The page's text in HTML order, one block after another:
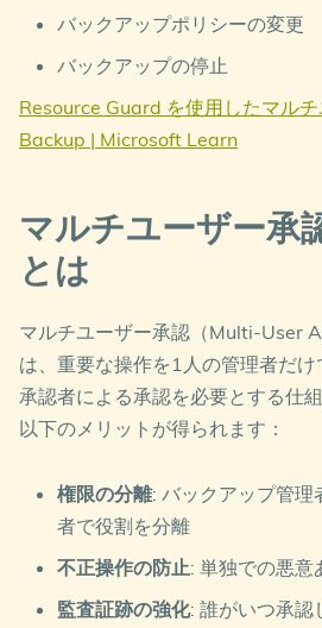
バックアップポリシーの変更
バックアップの停止
Resource Guard を使用したマル
Backup | Microsoft Learn
マルチユーザー承
とは
マルチユーザー承認（Multi-User
は、重要な操作を1人の管理者だ
承認者による承認を必要とする仕
以下のメリットが得られます：
権限の分離: バックアップ管理
者で役割を分離
不正操作の防止: 単独での悪意
監査証跡の強化: 誰がいつ承認